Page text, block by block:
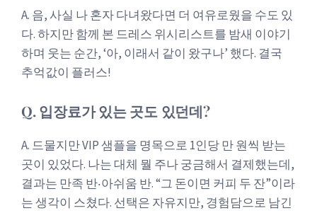
A. 음, 사실 나 혼자 다녀왔다면 더 여유로웠을 수도 있
다. 하지만 함께 본 드레스 위시리스트를 밤새 이야기
하며 웃는 순간, ‘아, 이래서 같이 왔구나’ 했다. 결국
추억값이 플러스!
Q. 입장료가 있는 곳도 있던데?
A. 드물지만 VIP 샘플을 명목으로 1인당 만 원씩 받는
곳이 있었다. 나는 대체 뭘 주나 궁금해서 결제했는데,
결과는 만족 반‧아쉬움 반. “그 돈이면 커피 두 잔”이라
는 생각이 스쳤다. 선택은 자유지만, 경험담으로 남긴